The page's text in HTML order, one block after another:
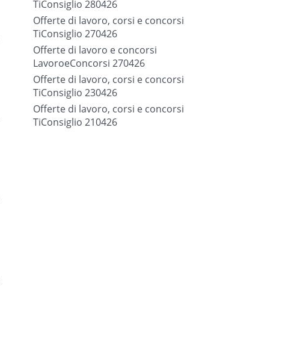
TiConsiglio 280426
Offerte di lavoro, corsi e concorsi
TiConsiglio 270426
Offerte di lavoro e concorsi
LavoroeConcorsi 270426
Offerte di lavoro, corsi e concorsi
TiConsiglio 230426
Offerte di lavoro, corsi e concorsi
TiConsiglio 210426